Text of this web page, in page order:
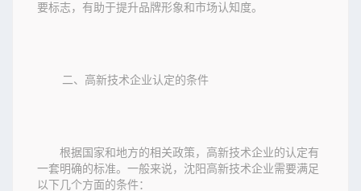
要标志，有助于提升品牌形象和市场认知度。
二、高新技术企业认定的条件
根据国家和地方的相关政策，高新技术企业的认定有
一套明确的标准。一般来说，沈阳高新技术企业需要满足
以下几个方面的条件：